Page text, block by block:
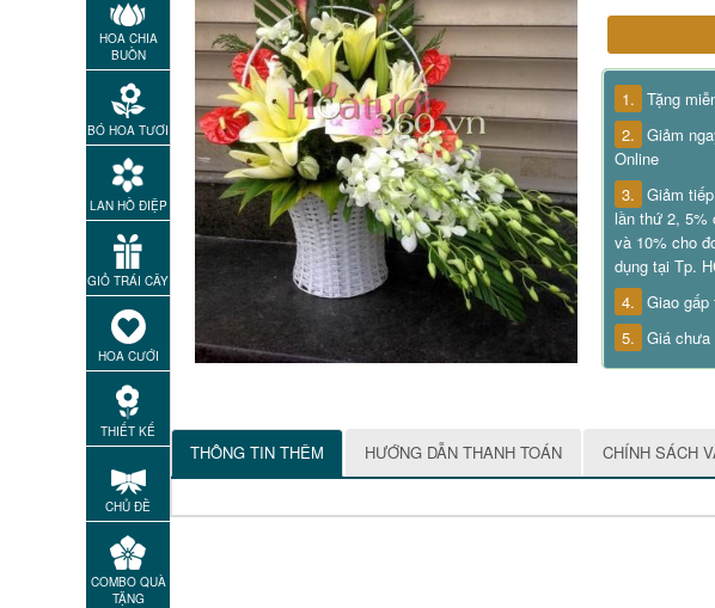
HOA CHIA
BUỒN
BÓ HOA TƯƠI
LAN HỒ ĐIỆP
GIỎ TRÁI CÂY
HOA CƯỚI
THIẾT KẾ
CHỦ ĐỀ
COMBO QUÀ
TẶNG
1. Tặng
2. Giảm
Online
3. Giảm
lần thứ 2, 5%
và 10% cho
dụng tại Tp.
4. Giao gấp
5. Giá chưa
THÔNG TIN THÊM HƯỚNG DẪN THANH TOÁN CHÍNH SÁCH